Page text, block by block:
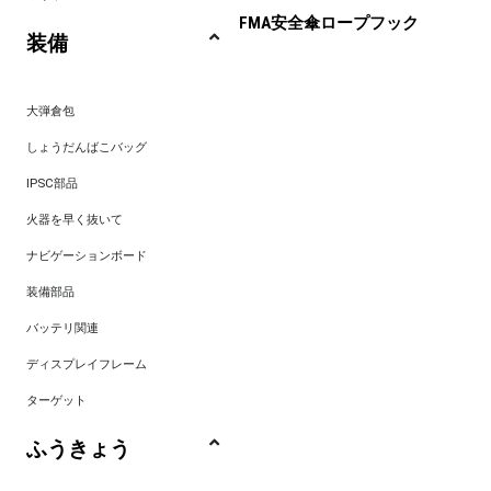
装備
大弾倉包
しょうだんばこバッグ
IPSC部品
火器を早く抜いて
ナビゲーションボード
装備部品
バッテリ関連
ディスプレイフレーム
ターゲット
ふうきょう
FMA安全傘ロープフック